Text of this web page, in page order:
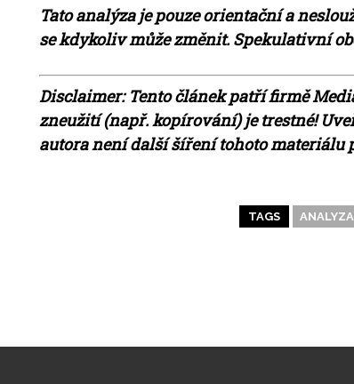
Tato analýza je pouze orientační a
se kdykoliv může změnit. Spekulativní
Disclaimer: Tento článek patří firmě
zneužití (např. kopírování) je trestné!
autora není další šíření tohoto materiálu
TAGS ANALYZA